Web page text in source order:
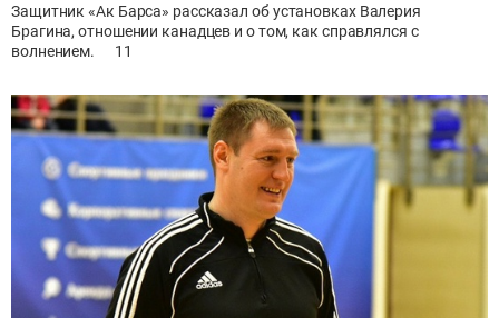
Защитник «Ак Барса» рассказалоб установках Валерия
Брагина, отношении канадцев и о том, как справлялся с
волнением.
11